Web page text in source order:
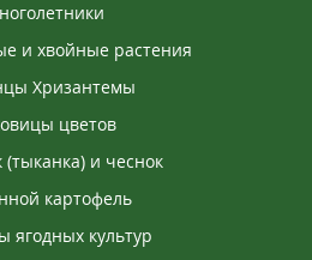
и хвойные растения
Хризантемы
цветов
(тыканка) и чеснок
картофель
ягодных культур